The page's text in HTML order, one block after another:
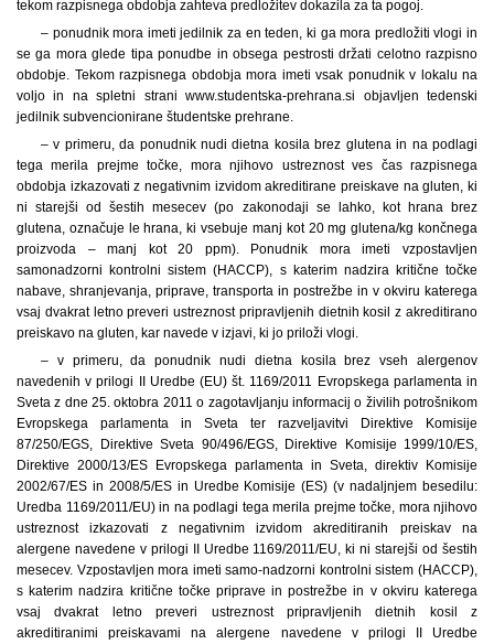
tekom razpisnega obdobja zahteva predložitev dokazila za ta pogoj.
– ponudnik mora imeti jedilnik za en teden, ki ga mora predložiti vlogi in
se ga mora glede tipa ponudbe in obsega pestrosti držati celotno razpisno
obdobje. Tekom razpisnega obdobja mora imeti vsak ponudnik v lokalu na
voljo in na spletni strani www.studentska-prehrana.si objavljen tedenski
jedilnik subvencionirane študentske prehrane.
– v primeru, da ponudnik nudi dietna kosila brez glutena in na podlagi
tega merila prejme točke, mora njihovo ustreznost ves čas razpisnega
obdobja izkazovati z negativnim izvidom akreditirane preiskave na gluten, ki
ni starejši od šestih mesecev (po zakonodaji se lahko, kot hrana brez
glutena, označuje le hrana, ki vsebuje manj kot 20 mg glutena/kg končnega
proizvoda – manj kot 20 ppm). Ponudnik mora imeti vzpostavljen
samonadzorni kontrolni sistem (HACCP), s katerim nadzira kritične točke
nabave, shranjevanja, priprave, transporta in postrežbe in v okviru katerega
vsaj dvakrat letno preveri ustreznost pripravljenih dietnih kosil z akreditirano
preiskavo na gluten, kar navede v izjavi, ki jo priloži vlogi.
– v primeru, da ponudnik nudi dietna kosila brez vseh alergenov
navedenih v prilogi II Uredbe (EU) št. 1169/2011 Evropskega parlamenta in
Sveta z dne 25. oktobra 2011 o zagotavljanju informacij o živilih potrošnikom
Evropskega parlamenta in Sveta ter razveljavitvi Direktive Komisije
87/250/EGS, Direktive Sveta 90/496/EGS, Direktive Komisije 1999/10/ES,
Direktive 2000/13/ES Evropskega parlamenta in Sveta, direktiv Komisije
2002/67/ES in 2008/5/ES in Uredbe Komisije (ES) (v nadaljnjem besedilu:
Uredba 1169/2011/EU) in na podlagi tega merila prejme točke, mora njihovo
ustreznost izkazovati z negativnim izvidom akreditiranih preiskav na
alergene navedene v prilogi II Uredbe 1169/2011/EU, ki ni starejši od šestih
mesecev. Vzpostavljen mora imeti samo-nadzorni kontrolni sistem (HACCP),
s katerim nadzira kritične točke priprave in postrežbe in v okviru katerega
vsaj dvakrat letno preveri ustreznost pripravljenih dietnih kosil z
akreditiranimi preiskavami na alergene navedene v prilogi II Uredbe